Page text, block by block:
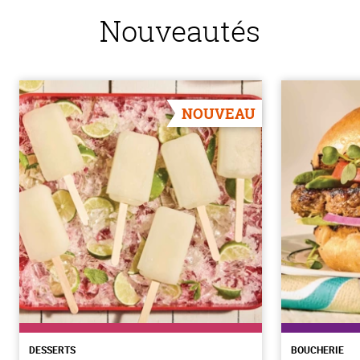
Nouveautés
NOUVEAU
DESSERTS BOUCHERIE